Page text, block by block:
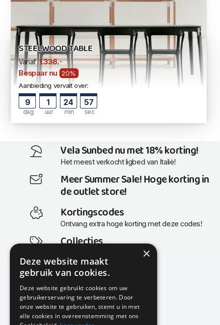
STEELWOOD TABLE
Vanaf 1.336,-
Bespaar nu
20%
Aanbieding vervalt over:
9
dag
1
uur
24
min
57
sec
Vela Sunbed nu met 18% korting!
Het meest verkocht ligbed van Italië!
Meer Summer Sale! Hoge korting in
de outlet store!
Kortingscodes
Ontvang extra hoge korting met deze codes!
Collecties
Actuele en populaire collecties
KMP Kantoormeubilair
Airport Business Park
Frankfurtstraat 29-31
×
Deze website maakt
gebruik van cookies.
Deze website gebruikt cookies om uw
gebruikerservaring te verbeteren. Door
onze website te gebruiken, stemt u in met
alle cookies in overeenstemming met ons